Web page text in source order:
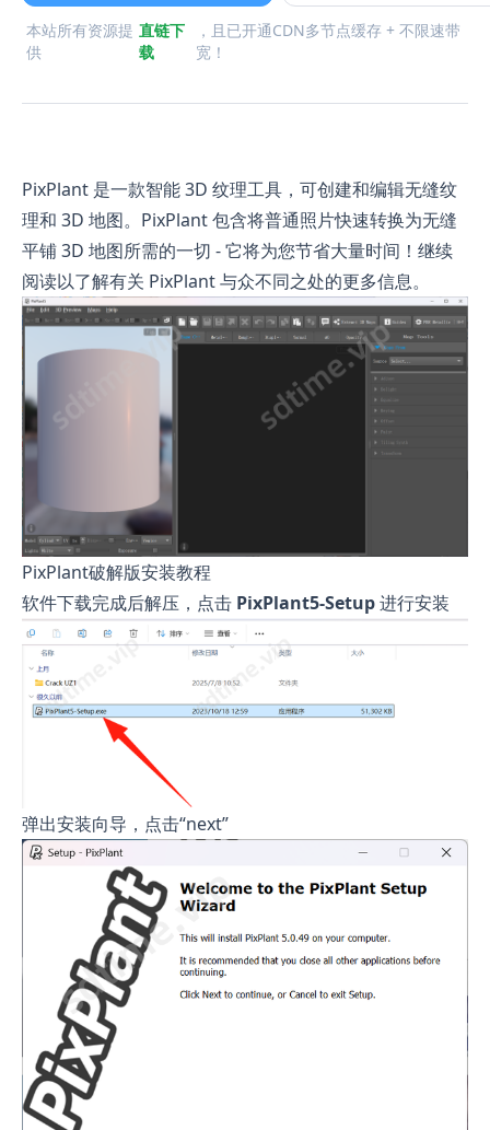
本站所有资源提
供
直链下
载
，且已开通CDN多节点缓存 + 不限速带
宽！
PixPlant 是一款智能 3D 纹理工具，可创建和编辑无缝纹
理和 3D 地图。PixPlant 包含将普通照片快速转换为无缝
平铺 3D 地图所需的一切 - 它将为您节省大量时间！继续
阅读以了解有关 PixPlant 与众不同之处的更多信息。
PixPlant破解版安装教程
软件下载完成后解压，点击 PixPlant5-Setup进行安装
弹出安装向导，点击“next”